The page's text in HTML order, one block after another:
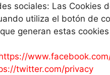
sociales: Las Cookies
utiliza el botón de
generan estas
twitter.com/privacy